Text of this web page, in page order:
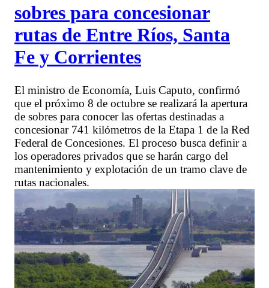
sobres para concesionar
rutas de Entre Ríos, Santa
Fe y Corrientes
El ministro de Economía, Luis Caputo, confirmó
que el próximo 8 de octubre se realizará la apertura
de sobres para conocer las ofertas destinadas a
concesionar 741 kilómetros de la Etapa 1 de la Red
Federal de Concesiones. El proceso busca definir a
los operadores privados que se harán cargo del
mantenimiento y explotación de un tramo clave de
rutas nacionales.